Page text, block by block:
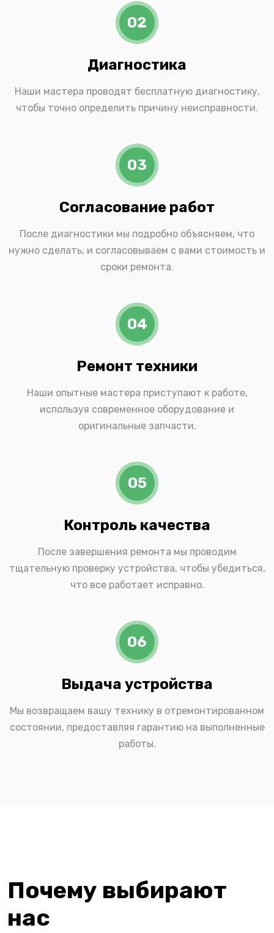
02
Диагностика
Наши мастера проводят бесплатную диагностику,
чтобы точно определить причину неисправности.
03
Согласование работ
После диагностики мы подробно объясняем, что
нужно сделать, и согласовываем с вами стоимость и
сроки ремонта.
04
Ремонт техники
Наши опытные мастера приступают к работе,
используя современное оборудование и
оригинальные запчасти.
05
Контроль качества
После завершения ремонта мы проводим
тщательную проверку устройства, чтобы убедиться,
что все работает исправно.
06
Выдача устройства
Мы возвращаем вашу технику в отремонтированном
состоянии, предоставляя гарантию на выполненные
работы.
Почему выбирают
нас